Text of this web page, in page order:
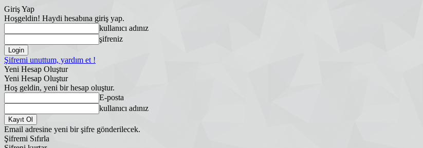
Giriş Yap
Hoşgeldin! Haydi hesabına giriş yap.
kullanıcı adınız
şifreniz
Şifremi unuttum, yardım et !
Yeni Hesap Oluştur
Yeni Hesap Oluştur
Hoş geldin, yeni bir hesap oluştur.
E-posta
kullanıcı adınız
Email adresine yeni bir şifre gönderilecek.
Şifremi Sıfırla